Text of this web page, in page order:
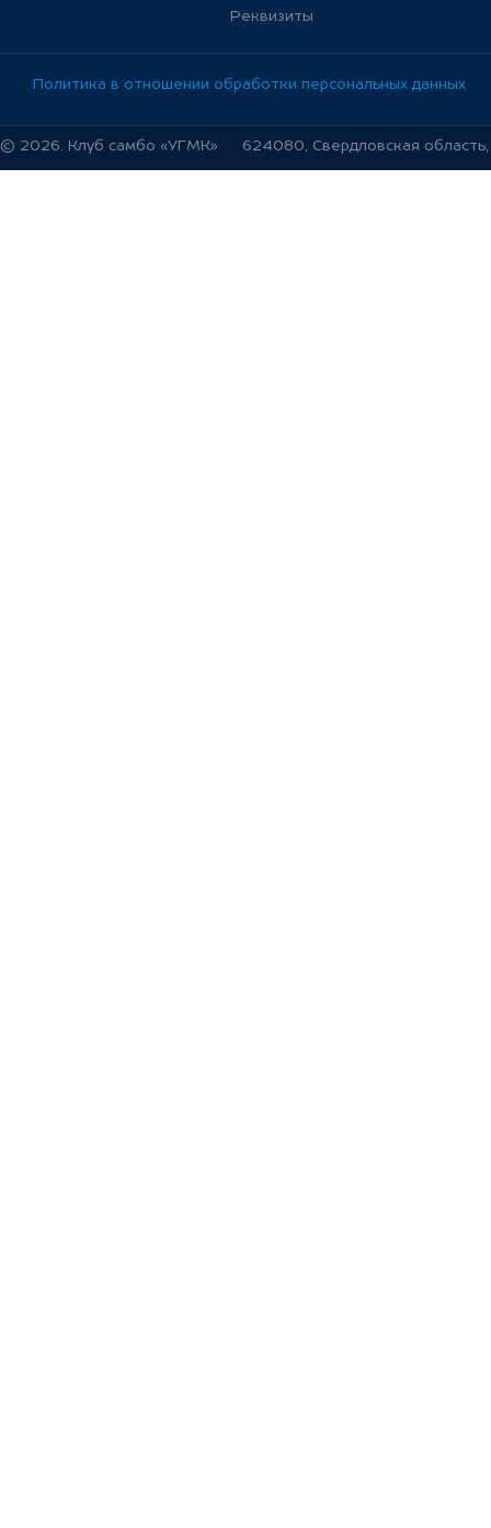
Реквизиты
Политика в отношении обработки персональных данных
© 2026. Клуб самбо «УГМК» 624080, Свердловская